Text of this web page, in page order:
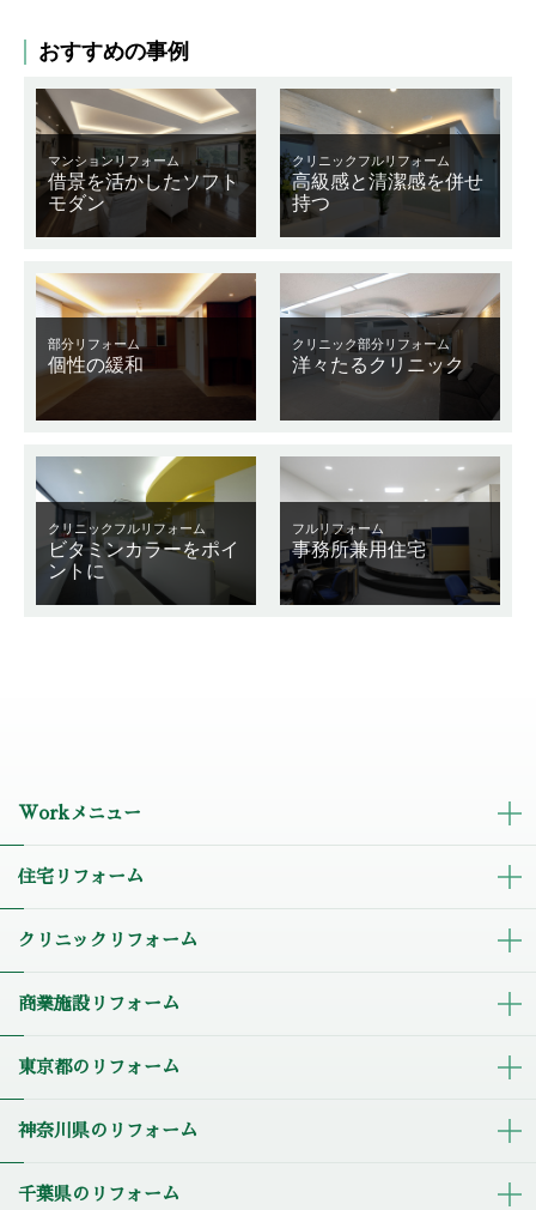
おすすめの事例
マンションリフォーム
借景を活かしたソフト
モダン
クリニックフルリフォーム
高級感と清潔感を併せ
持つ
部分リフォーム
個性の緩和
クリニック部分リフォーム
洋々たるクリニック
クリニックフルリフォーム
ビタミンカラーをポイ
ントに
フルリフォーム
事務所兼用住宅
Workメニュー
住宅リフォーム
クリニックリフォーム
商業施設リフォーム
東京都のリフォーム
神奈川県のリフォーム
千葉県のリフォーム